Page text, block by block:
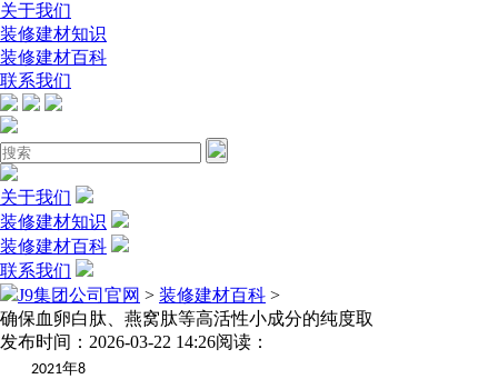
关于我们
装修建材知识
装修建材百科
联系我们
关于我们
装修建材知识
装修建材百科
联系我们
J9集团公司官网 > 装修建材百科 >
确保血卵白肽、燕窝肽等高活性小成分的纯度取
发布时间：2026-03-22 14:26阅读：
2021年8